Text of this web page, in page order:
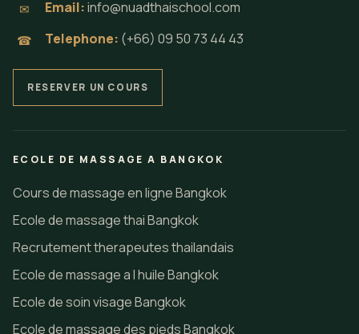
✉ Email:info@nuadthaischool.com
☎ Telephone: (+66) 09 50 73 44 43
RESERVER UN COURS
ECOLE DE MASSAGE A BANGKOK
Cours de massage en ligne Bangkok
Ecole de massage thai Bangkok
Recrutement therapeutes thailandais
Ecole de massage a l huile Bangkok
Ecole de soin visage Bangkok
Ecole de massage des pieds Bangkok